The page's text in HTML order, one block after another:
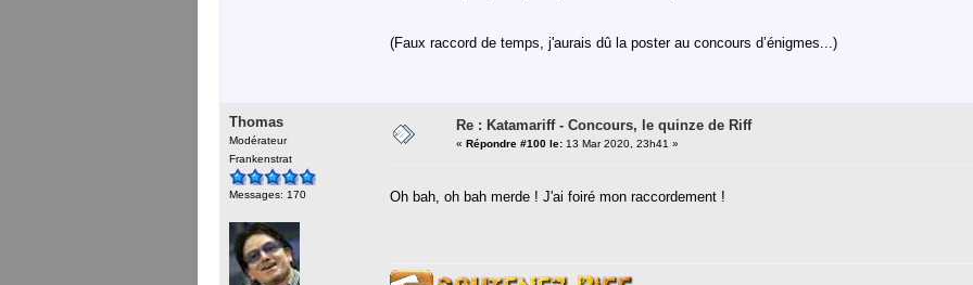
(Faux raccord de temps, j'aurais dû la poster au concours d’énigmes...)
Thomas
Modérateur
Frankenstrat
Messages: 170
Re : Katamariff - Concours, le quinze de Riff
« Répondre #100 le: 13 Mar 2020, 23h41 »
Oh bah, oh bah merde ! J'ai foiré mon raccordement !